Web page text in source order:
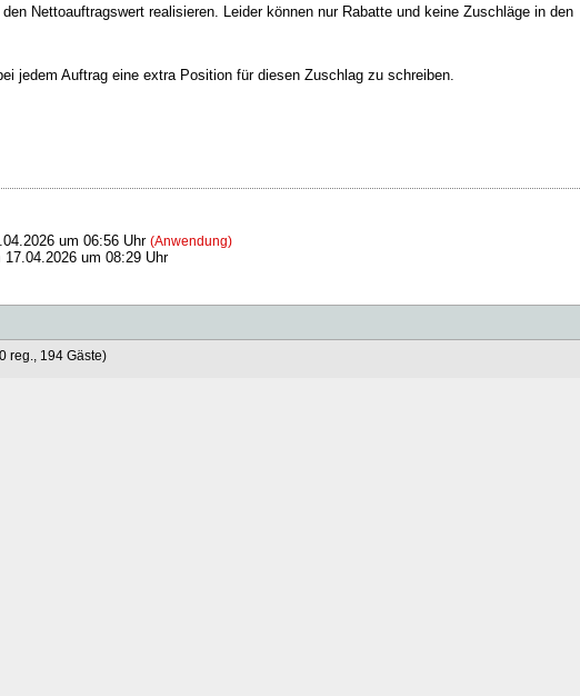
Nettoauftragswert realisieren. Leider können nur Rabatte und keine Zuschläge in den
jedem Auftrag eine extra Position für diesen Zuschlag zu schreiben.
um 06:56 Uhr (Anwendung)
17.04.2026 um 08:29 Uhr
reg., 194 Gäste)